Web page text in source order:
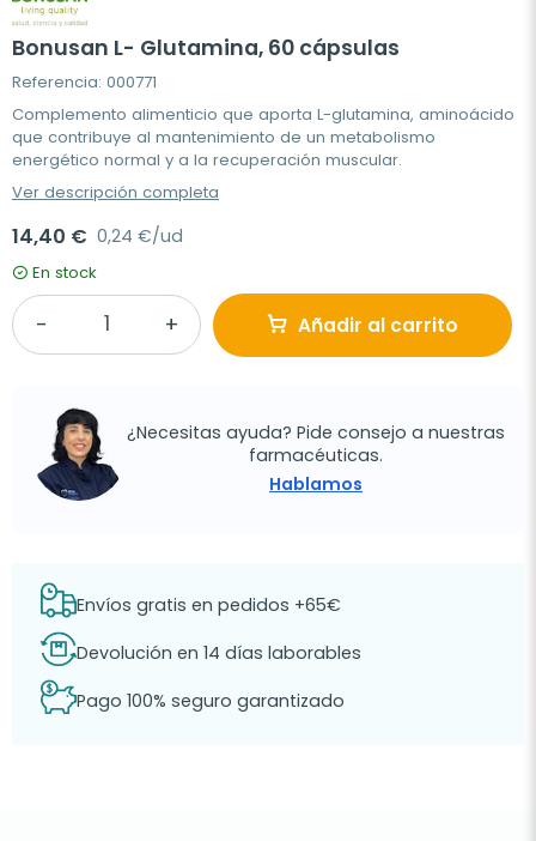
Bonusan L- Glutamina, 60 cápsulas
Referencia: 000771
Complemento alimenticio que aporta L-glutamina, aminoácido
que contribuye al mantenimiento de un metabolismo
energético normal y a la recuperación muscular.
Ver descripción completa
14,40 € 0,24 €/ud
En stock
Añadir al carrito
¿Necesitas ayuda? Pide consejo a nuestras
farmacéuticas.
Hablamos
Envíos gratis en pedidos +65€
Devolución en 14 días laborables
Pago 100% seguro garantizado